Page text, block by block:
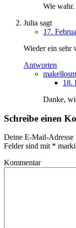
Wie wahr.
Julia sagt
17.
Wieder ein sehr
Antworten
18.
Danke,
Schreibe einen
Deine E-Mail-
Felder sind mit *
Kommentar